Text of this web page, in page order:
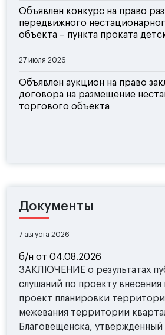
Объявлен конкурс на право
передвижного
объекта – пункта проката
27 июля 2026
Объявлен аукцион на право
договора на размещение
торгового объекта
Документы
7 августа 2026
б/н от 04.08.2026
ЗАКЛЮЧЕНИЕ о результатах
слушаний по проекту внесения
проект планировки
межевания территории
Благовещенска, утвержденный